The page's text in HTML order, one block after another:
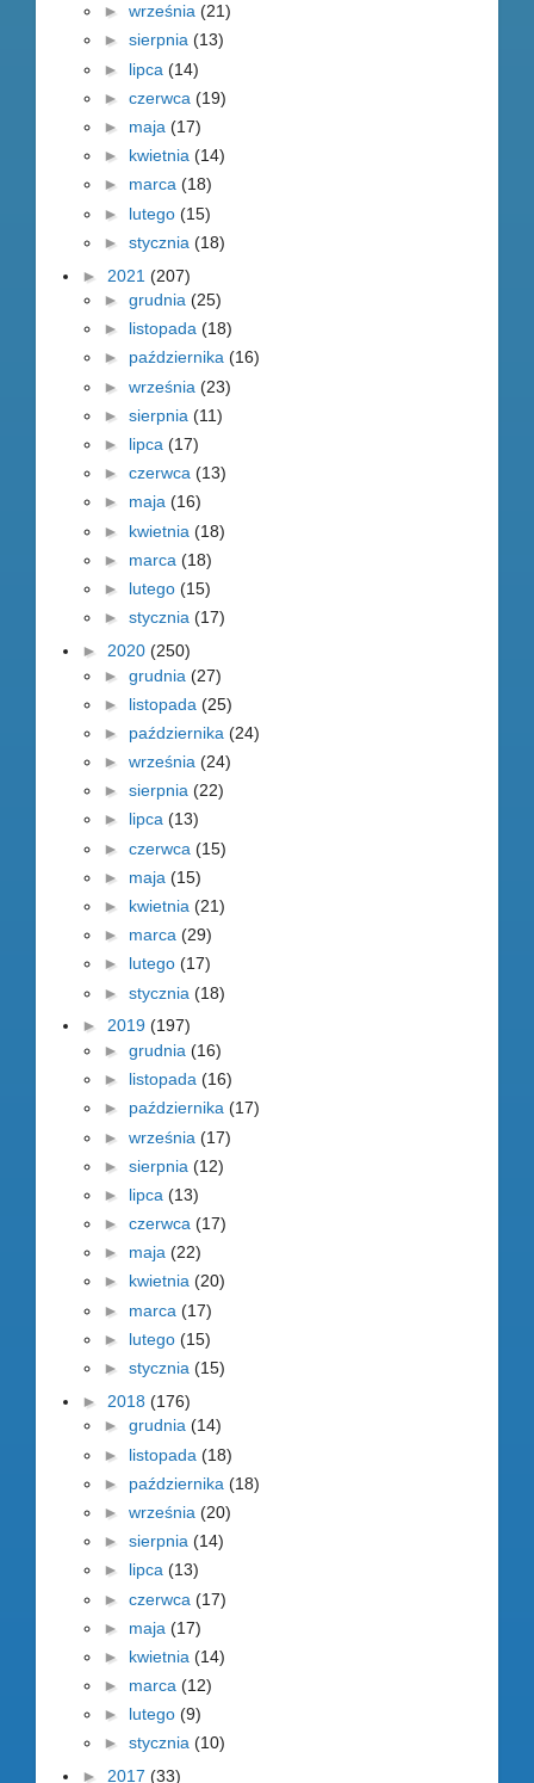
► września (21)
► sierpnia (13)
► lipca (14)
► czerwca (19)
► maja (17)
► kwietnia (14)
► marca (18)
► lutego (15)
► stycznia (18)
► 2021 (207)
► grudnia (25)
► listopada (18)
► października (16)
► września (23)
► sierpnia (11)
► lipca (17)
► czerwca (13)
► maja (16)
► kwietnia (18)
► marca (18)
► lutego (15)
► stycznia (17)
► 2020 (250)
► grudnia (27)
► listopada (25)
► października (24)
► września (24)
► sierpnia (22)
► lipca (13)
► czerwca (15)
► maja (15)
► kwietnia (21)
► marca (29)
► lutego (17)
► stycznia (18)
► 2019 (197)
► grudnia (16)
► listopada (16)
► października (17)
► września (17)
► sierpnia (12)
► lipca (13)
► czerwca (17)
► maja (22)
► kwietnia (20)
► marca (17)
► lutego (15)
► stycznia (15)
► 2018 (176)
► grudnia (14)
► listopada (18)
► października (18)
► września (20)
► sierpnia (14)
► lipca (13)
► czerwca (17)
► maja (17)
► kwietnia (14)
► marca (12)
► lutego (9)
► stycznia (10)
► 2017 (33)